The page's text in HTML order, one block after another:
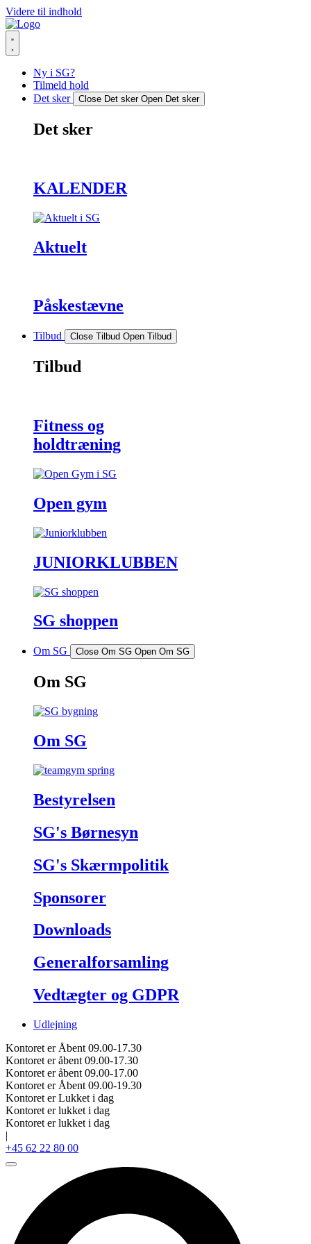
Videre til indhold
Ny i SG?
Tilmeld hold
Det sker
Close Det sker Open Det sker
Det sker
KALENDER
Aktuelt
Påskestævne
Tilbud Close Tilbud Open Tilbud
Tilbud
Fitness og
hold­træning
Open gym
JUNIOR­KLUBBEN
SG shoppen
Om SG Close Om SG Open Om SG
Om SG
Om SG
Bestyrelsen
SG's Børnesyn
SG's Skærmpolitik
Sponsorer
Downloads
Generalforsamling
Vedtægter og GDPR
Udlejning
Kontoret er Åbent 09.00-17.30
Kontoret er åbent 09.00-17.30
Kontoret er åbent 09.00-17.00
Kontoret er Åbent 09.00-19.30
Kontoret er Lukket i dag
Kontoret er lukket i dag
Kontoret er lukket i dag
|
+45 62 22 80 00